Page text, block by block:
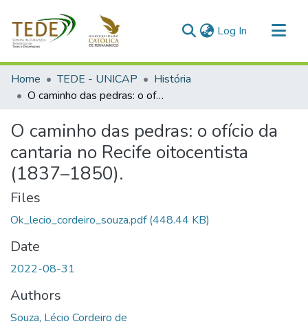
Log In (current)
Communities & Collections
All of DSpace
Home TEDE - UNICAP
História
O caminho das pedras: o ofício da cantaria no Recife oitocentista (1837–1850).
O caminho das pedras: o ofício da
cantaria no Recife oitocentista
(1837–1850).
Files
Ok_lecio_cordeiro_souza.pdf(448.44 KB)
Date
2022-08-31
Authors
Souza, Lécio Cordeiro de